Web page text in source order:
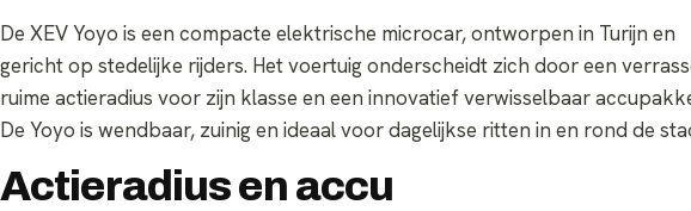
De XEV Yoyo is een compacte elektrische microcar, ontworpen in Turijn en
gericht op stedelijke rijders. Het voertuig onderscheidt zich door een
ruime actieradius voor zijn klasse en een innovatief verwisselbaar
De Yoyo is wendbaar, zuinig en ideaal voor dagelijkse ritten in en rond de
Actieradius en accu